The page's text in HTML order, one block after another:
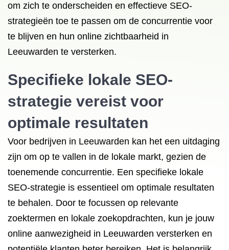
om zich te onderscheiden en effectieve SEO-
strategieën toe te passen om de concurrentie voor
te blijven en hun online zichtbaarheid in
Leeuwarden te versterken.
Specifieke lokale SEO-
strategie vereist voor
optimale resultaten
Voor bedrijven in Leeuwarden kan het een uitdaging
zijn om op te vallen in de lokale markt, gezien de
toenemende concurrentie. Een specifieke lokale
SEO-strategie is essentieel om optimale resultaten
te behalen. Door te focussen op relevante
zoektermen en lokale zoekopdrachten, kun je jouw
online aanwezigheid in Leeuwarden versterken en